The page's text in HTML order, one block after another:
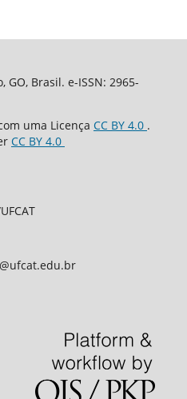
GO, Brasil. e-ISSN: 2965-
uma Licença CC BY 4.0 .
CC BY 4.0